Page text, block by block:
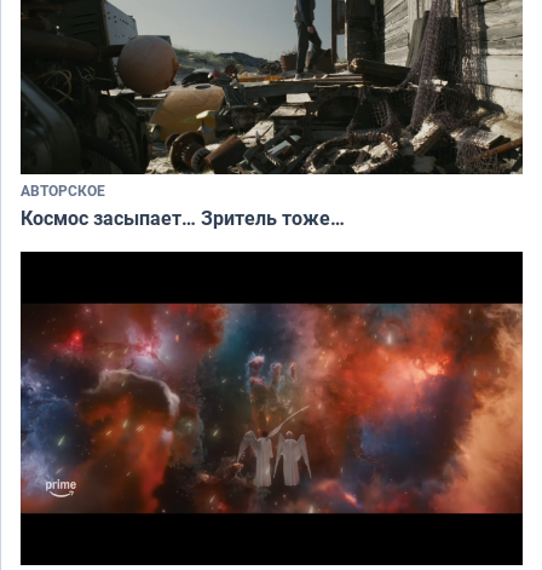
АВТОРСКОЕ
Космос засыпает… Зритель тоже…